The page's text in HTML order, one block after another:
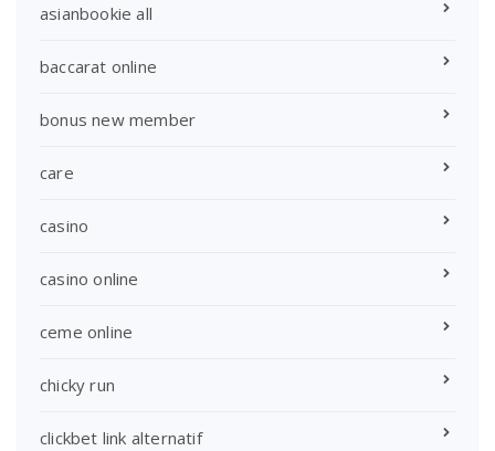
asianbookie all
baccarat online
bonus new member
care
casino
casino online
ceme online
chicky run
clickbet link alternatif